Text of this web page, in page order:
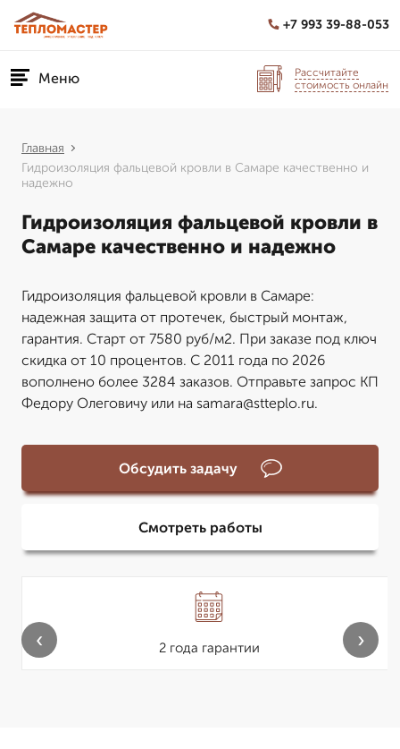
+7 993 39-88-053
Меню
Рассчитайте
стоимость онлайн
Главная
Гидроизоляция фальцевой кровли в Самаре качественно и
надежно
Гидроизоляция фальцевой кровли в
Самаре качественно и надежно
Гидроизоляция фальцевой кровли в Самаре:
надежная защита от протечек, быстрый монтаж,
гарантия. Старт от 7580 руб/м2. При заказе под ключ
скидка от 10 процентов. С 2011 года по 2026
вополнено более 3284 заказов. Отправьте запрос КП
Федору Олеговичу или на samara@stteplo.ru.
Обсудить задачу
Смотреть работы
2 года гарантии
‹ ›